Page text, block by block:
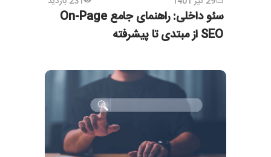
سئو داخلی: راهنمای جامع On-Page
SEO از مبتدی تا پیشرفته